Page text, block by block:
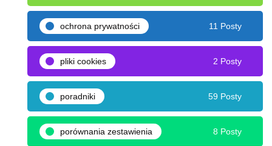
ochrona prywatności 11 Posty
pliki cookies 2 Posty
poradniki 59 Posty
porównania zestawienia 8 Posty